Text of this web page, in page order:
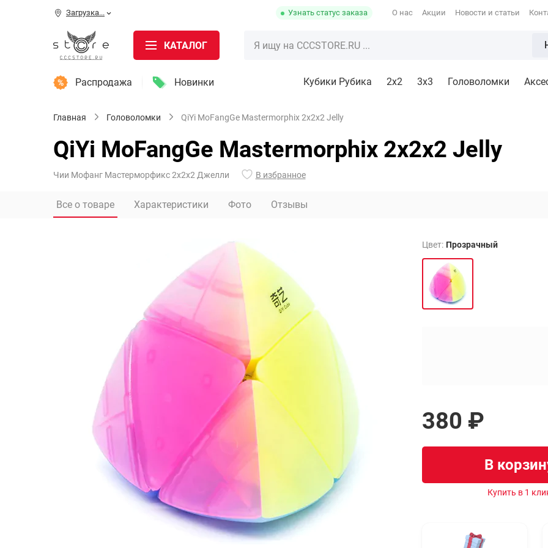
Загрузка... Узнать статус заказа О нас Акции Новости и статьи
КАТАЛОГ
Распродажа Новинки Кубики Рубика 2x2 3х3 Головоломки
Главная Головоломки QiYi MoFangGe Mastermorphix 2x2x2 Jelly
QiYi MoFangGe Mastermorphix 2x2x2 Jelly
Чии Мофанг Мастерморфикс 2х2х2 Джелли В избранное
Все о товаре Характеристики Фото Отзывы
Цвет: Прозрачный
380 ₽
В
Купить в 1